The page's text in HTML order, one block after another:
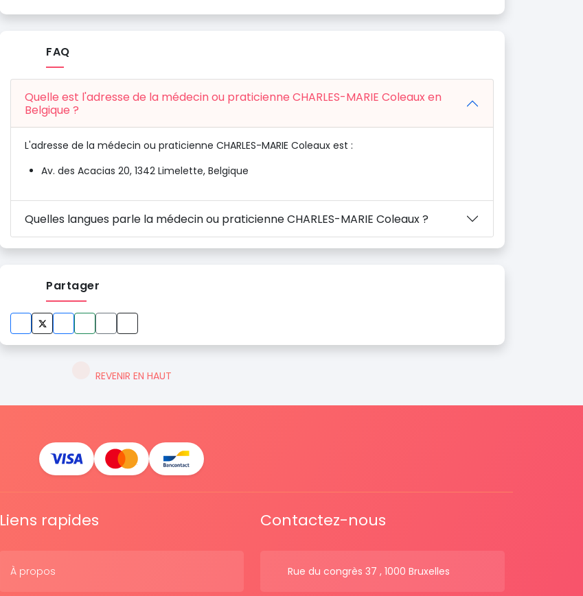
FAQ
Quelle est l'adresse de la médecin ou praticienne CHARLES-MARIE Coleaux en
Belgique ?
L'adresse de la médecin ou praticienne CHARLES-MARIE Coleaux est :
Av. des Acacias 20, 1342 Limelette, Belgique
Quelles langues parle la médecin ou praticienne CHARLES-MARIE Coleaux ?
Partager
REVENIR EN HAUT
Liens rapides
À propos
Contactez-nous
Rue du congrès 37 , 1000 Bruxelles